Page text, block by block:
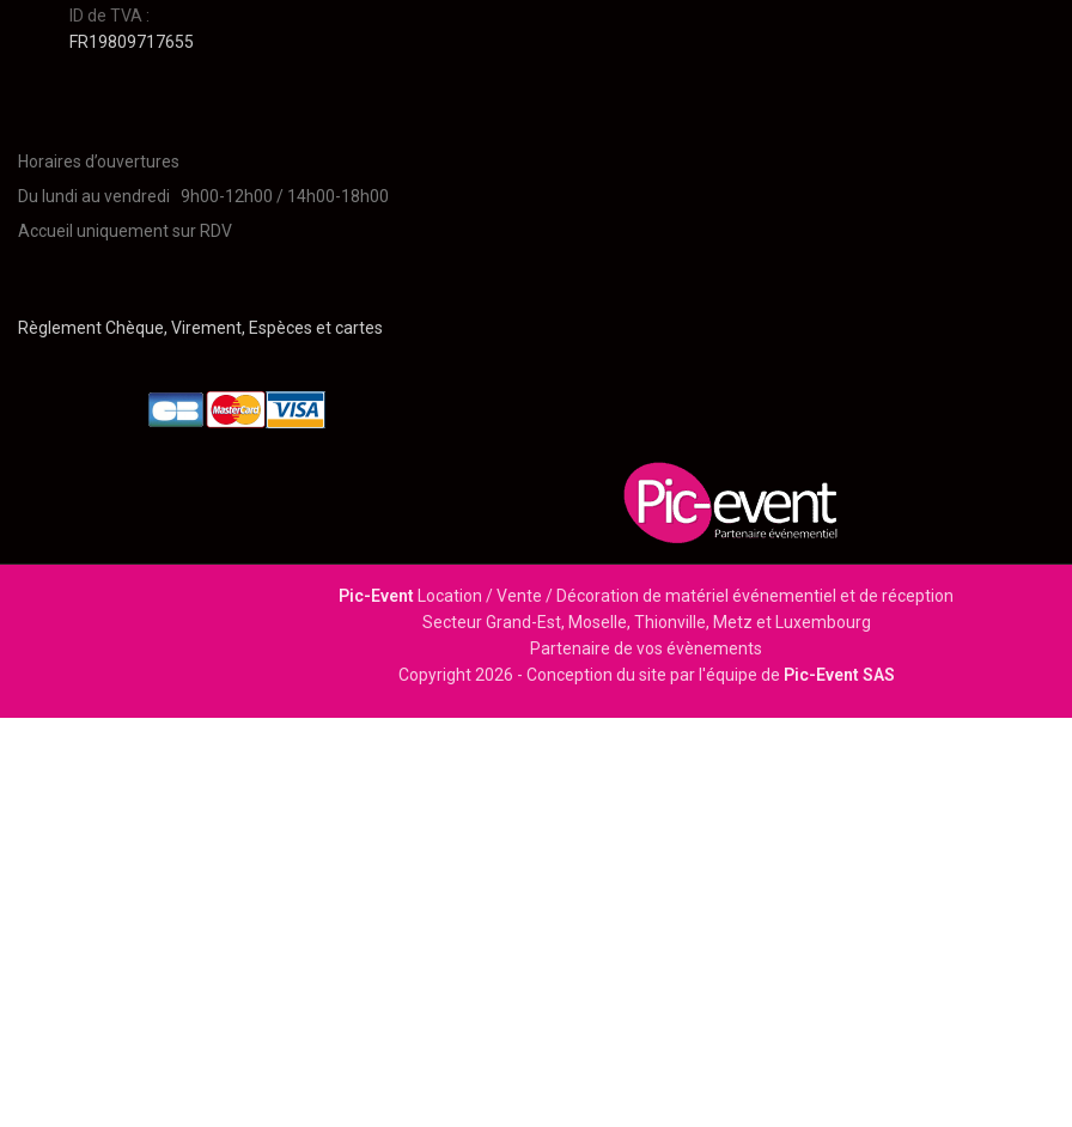
ID de TVA :
FR19809717655
Horaires d’ouvertures
Du lundi au vendredi 9h00-12h00 / 14h00-18h00
Accueil uniquement sur RDV
Règlement Chèque, Virement, Espèces et cartes
Pic-Event Location / Vente / Décoration de matériel événementiel et de réception
Secteur Grand-Est, Moselle, Thionville, Metz et Luxembourg
Partenaire de vos évènements
Copyright 2026 - Conception du site par l'équipe de Pic-Event SAS